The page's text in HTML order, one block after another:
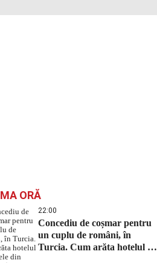
ORĂ
22:00
Concediu de coșmar pentru
un cuplu de români, în
Turcia. Cum arăta hotelul de